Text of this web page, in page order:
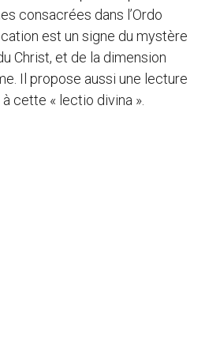
consacrées dans l’Ordo
est un signe du mystère
Christ, et de la dimension
Il propose aussi une lecture
cette « lectio divina ».